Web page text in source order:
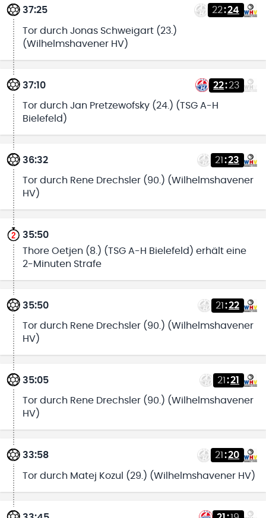
37:25 22:24
Tor durch Jonas Schweigart (23.)
(Wilhelmshavener HV)
37:10 22:23
Tor durch Jan Pretzewofsky (24.) (TSG A-H
Bielefeld)
36:32 21 :23
Tor durch Rene Drechsler (90.) (Wilhelmshavener
HV)
35:50
Thore Oetjen (8.) (TSG A-H Bielefeld) erhält eine
2-Minuten Strafe
35:50 21 :22
Tor durch Rene Drechsler (90.) (Wilhelmshavener
HV)
35:05 21 :21
Tor durch Rene Drechsler (90.) (Wilhelmshavener
HV)
33:58 21 :20
Tor durch Matej Kozul (29.) (Wilhelmshavener HV)